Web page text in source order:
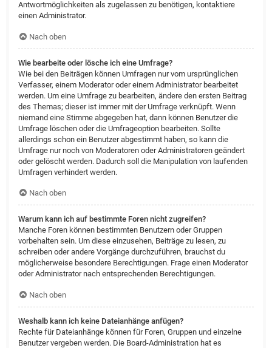
Antwortmöglichkeiten als zugelassen zu benötigen, kontaktiere
einen Administrator.
Nach oben
Wie bearbeite oder lösche ich eine Umfrage?
Wie bei den Beiträgen können Umfragen nur vom ursprünglichen
Verfasser, einem Moderator oder einem Administrator bearbeitet
werden. Um eine Umfrage zu bearbeiten, ändere den ersten Beitrag
des Themas; dieser ist immer mit der Umfrage verknüpft. Wenn
niemand eine Stimme abgegeben hat, dann können Benutzer die
Umfrage löschen oder die Umfrageoption bearbeiten. Sollte
allerdings schon ein Benutzer abgestimmt haben, so kann die
Umfrage nur noch von Moderatoren oder Administratoren geändert
oder gelöscht werden. Dadurch soll die Manipulation von laufenden
Umfragen verhindert werden.
Nach oben
Warum kann ich auf bestimmte Foren nicht zugreifen?
Manche Foren können bestimmten Benutzern oder Gruppen
vorbehalten sein. Um diese einzusehen, Beiträge zu lesen, zu
schreiben oder andere Vorgänge durchzuführen, brauchst du
möglicherweise besondere Berechtigungen. Frage einen Moderator
oder Administrator nach entsprechenden Berechtigungen.
Nach oben
Weshalb kann ich keine Dateianhänge anfügen?
Rechte für Dateianhänge können für Foren, Gruppen und einzelne
Benutzer vergeben werden. Die Board-Administration hat es